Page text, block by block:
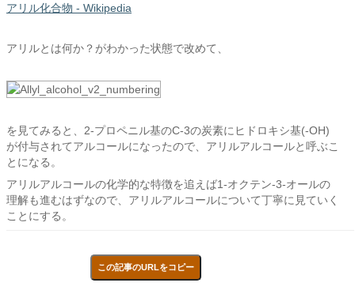
アリル化合物 - Wikipedia
アリルとは何か？がわかった状態で改めて、
を見てみると、2-プロペニル基のC-3の炭素にヒドロキシ基(-OH)
が付与されてアルコールになったので、アリルアルコールと呼ぶこ
とになる。
アリルアルコールの化学的な特徴を追えば1-オクテン-3-オールの
理解も進むはずなので、アリルアルコールについて丁寧に見ていく
ことにする。
この記事のURLをコピー